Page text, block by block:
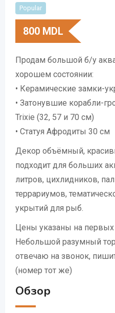
Popular
800 MDL
Продам большой б/у
хорошем состоянии:
• Керамические замки-
• Затонувшие корабли-
Trixie (32, 57 и 70 см)
• Статуя Афродиты 30 см
Декор объёмный,
подходит для больших
литров, цихлидников,
террариумов,
укрытий для рыб.
Цены указаны на первых
Небольшой разумный
отвечаю на звонок,
(номер тот же)
Обзор